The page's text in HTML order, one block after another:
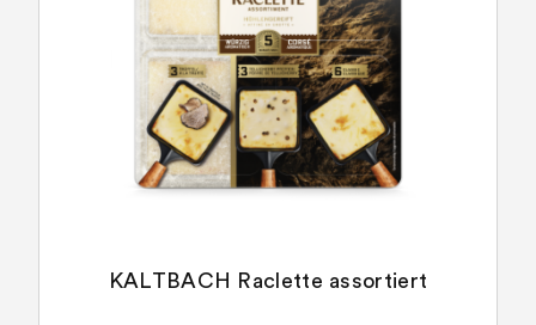
KALTBACH Raclette assortiert